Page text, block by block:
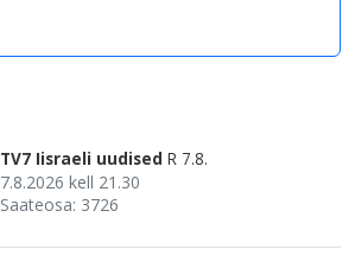
TV7 Iisraeli uudised R 7.8.
7.8.2026 kell 21.30
Saateosa: 3726